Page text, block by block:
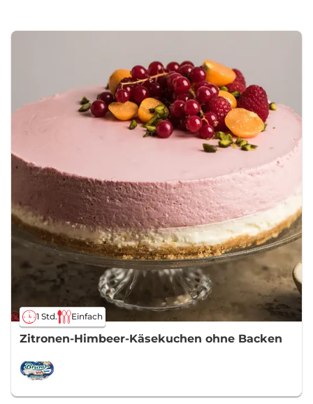
1 Std. Einfach
Zitronen-Himbeer-Käsekuchen ohne Backen